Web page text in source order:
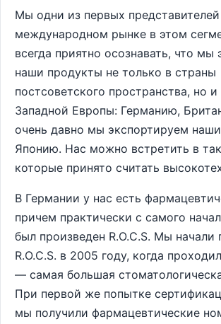
Мы одни из первых
международном рынке в этом
всегда приятно осознавать, что мы
наши продукты не только в страны
постсоветского пространства, но
Западной Европы: Германию,
очень давно мы экспортируем
Японию. Нас можно встретить в
которые принято считать
В Германии у нас есть
причем практически с самого
был произведен R.O.C.S. Мы начали
R.O.C.S. в 2005 году, когда
— самая большая
При первой же попытке
мы получили фармацевтические